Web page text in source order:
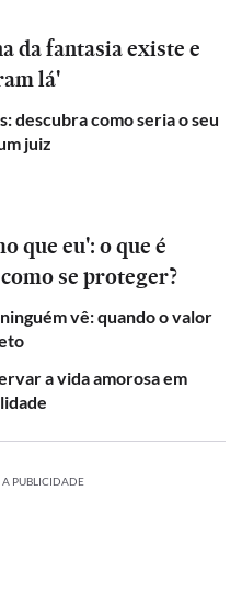
da fantasia existe e
lá'
descubra como seria o seu
juiz
que eu': o que é
se proteger?
vê: quando o valor
a vida amorosa em
PUBLICIDADE